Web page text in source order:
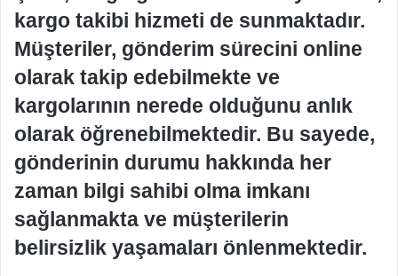
kargo takibi hizmeti de sunmaktadır.
Müşteriler, gönderim sürecini online
olarak takip edebilmekte ve
kargolarının nerede olduğunu anlık
olarak öğrenebilmektedir. Bu sayede,
gönderinin durumu hakkında her
zaman bilgi sahibi olma imkanı
sağlanmakta ve müşterilerin
belirsizlik yaşamaları önlenmektedir.